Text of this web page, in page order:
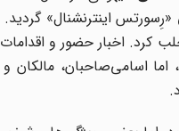
اینترنشنال»
کرد. اخبار حضور و
اسامی‌صاحبان، مالکان و